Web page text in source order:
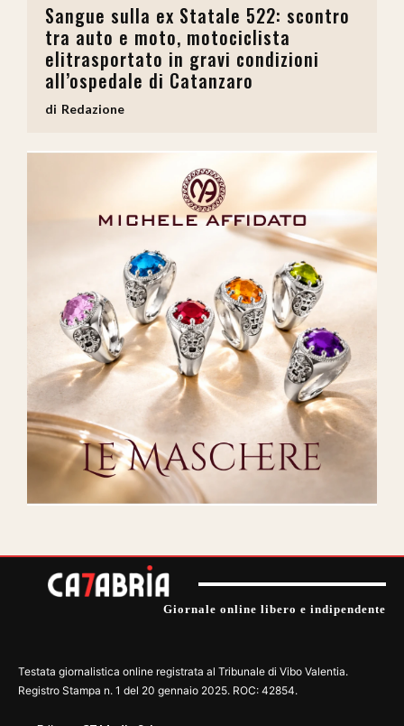
Sangue sulla ex Statale 522: scontro
tra auto e moto, motociclista
elitrasportato in gravi condizioni
all’ospedale di Catanzaro
Redazione
Giornale online libero e indipendente
Testata giornalistica online registrata al Tribunale di Vibo Valentia.
Registro Stampa n. 1 del 20 gennaio 2025. ROC: 42854.